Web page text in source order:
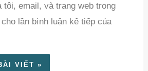
tôi, email, và trang web trong
lần bình luận kế tiếp của